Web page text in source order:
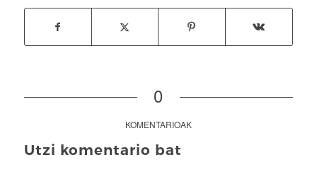
0
KOMENTARIOAK
Utzi komentario bat